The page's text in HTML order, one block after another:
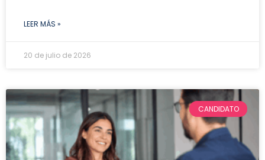
LEER MÁS »
20 de julio de 2026
CANDIDATO